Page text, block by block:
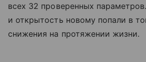
всех 32 проверенных
и открытость новому попали в
снижения на протяжении жизни.